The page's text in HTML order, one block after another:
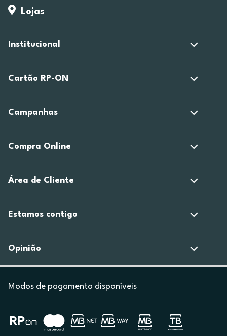
Lojas
Institucional
Cartão RP-ON
Campanhas
Compra Online
Área de Cliente
Estamos contigo
Opinião
Modos de pagamento disponíveis